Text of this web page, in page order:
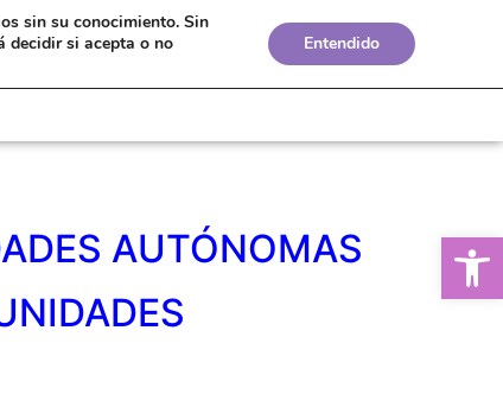
de Empleo Biblioteca
AUTÓNOMAS
sin su conocimiento. Sin
decidir si acepta o no
Entendido